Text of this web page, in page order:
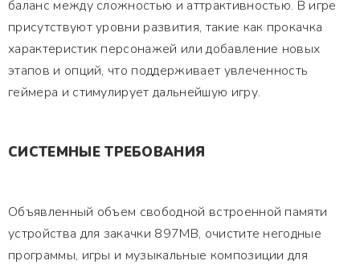
баланс между сложностью и аттрактивностью. В игре
присутствуют уровни развития, такие как прокачка
характеристик персонажей или добавление новых
этапов и опций, что поддерживает увлеченность
геймера и стимулирует дальнейшую игру.
СИСТЕМНЫЕ ТРЕБОВАНИЯ
Объявленный объем свободной встроенной памяти
устройства для закачки 897MB, очистите негодные
программы, игры и музыкальные композиции для